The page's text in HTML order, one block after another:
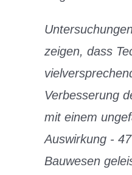
zeigen, dass
Verbesserung
mit einem
Auswirkung -
Bauwesen